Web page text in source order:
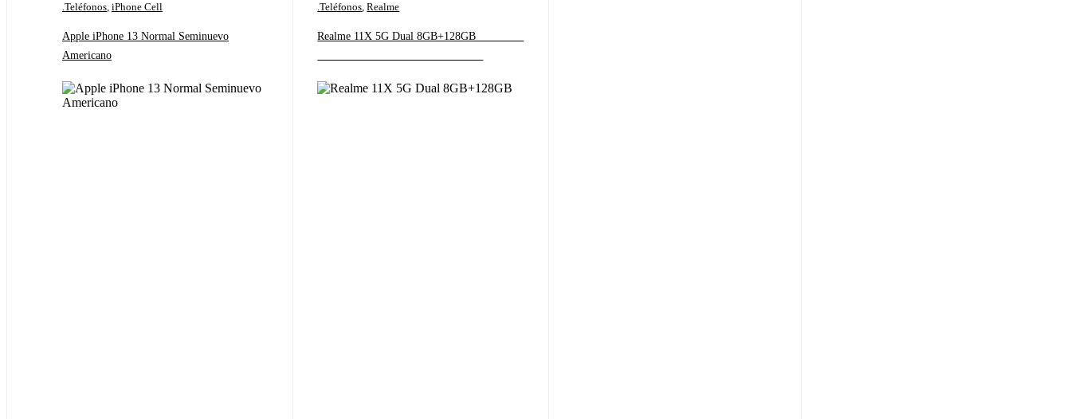
.Teléfonos, iPhone Cell
Apple iPhone 13 Normal Seminuevo
Americano
.Teléfonos,Realme
Realme 11X 5G Dual 8GB+128GB ‎ ‎ ‎ ‎ ‎ ‎ ‎ ‎ ‎ ‎ ‎ ‎ ‎ ‎ ‎